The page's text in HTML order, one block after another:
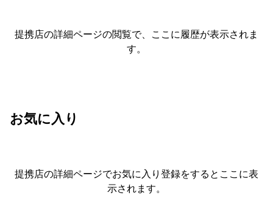
提携店の詳細ページの閲覧で、ここに履歴が表示されま
す。
お気に入り
提携店の詳細ページでお気に入り登録をすると ここに表
示されます。